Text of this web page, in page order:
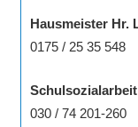
Hausmeister Hr.
0175 / 25 35 548
Schulsozialarbeit
030 / 74 201-260